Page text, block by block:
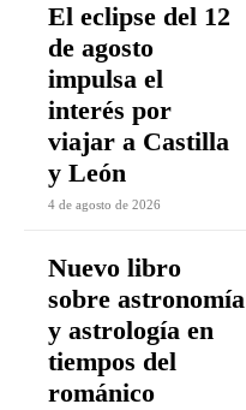
El eclipse del 12
de agosto
impulsa el
interés por
viajar a Castilla
y León
4 de agosto de 2026
Nuevo libro
sobre astronomía
y astrología en
tiempos del
románico